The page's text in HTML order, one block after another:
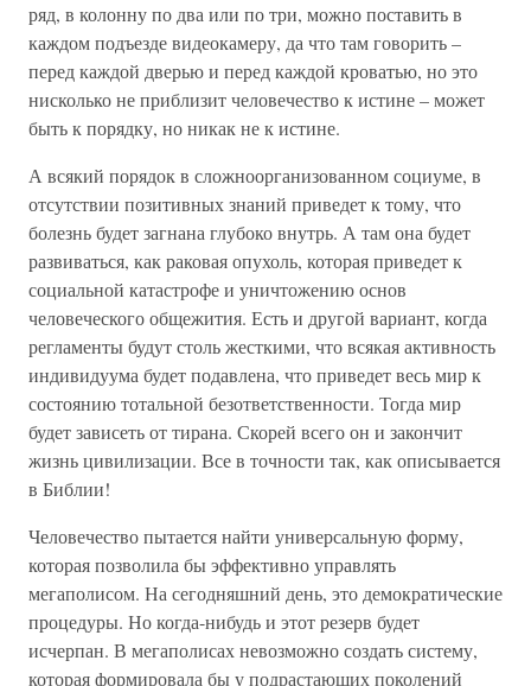
ряд, в колонну по два или по три, можно поставить в
каждом подъезде видеокамеру, да что там говорить –
перед каждой дверью и перед каждой кроватью, но это
нисколько не приблизит человечество к истине – может
быть к порядку, но никак не к истине.
А всякий порядок в сложноорганизованном социуме, в
отсутствии позитивных знаний приведет к тому, что
болезнь будет загнана глубоко внутрь. А там она будет
развиваться, как раковая опухоль, которая приведет к
социальной катастрофе и уничтожению основ
человеческого общежития. Есть и другой вариант, когда
регламенты будут столь жесткими, что всякая активность
индивидуума будет подавлена, что приведет весь мир к
состоянию тотальной безответственности. Тогда мир
будет зависеть от тирана. Скорей всего он и закончит
жизнь цивилизации. Все в точности так, как описывается
в Библии!
Человечество пытается найти универсальную форму,
которая позволила бы эффективно управлять
мегаполисом. На сегодняшний день, это демократические
процедуры. Но когда-нибудь и этот резерв будет
исчерпан. В мегаполисах невозможно создать систему,
которая формировала бы у подрастающих поколений